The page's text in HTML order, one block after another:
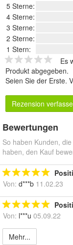
5 Sterne:
4 Sterne:
3 Sterne:
2 Sterne:
1 Stern:
Es
Produkt abgegeben.
Seien Sie der Erste.
Rezension
Bewertungen
So haben Kunden,
haben, den Kauf
Von: d***b 11.02.23
Von: l***u 05.09.22
Mehr...